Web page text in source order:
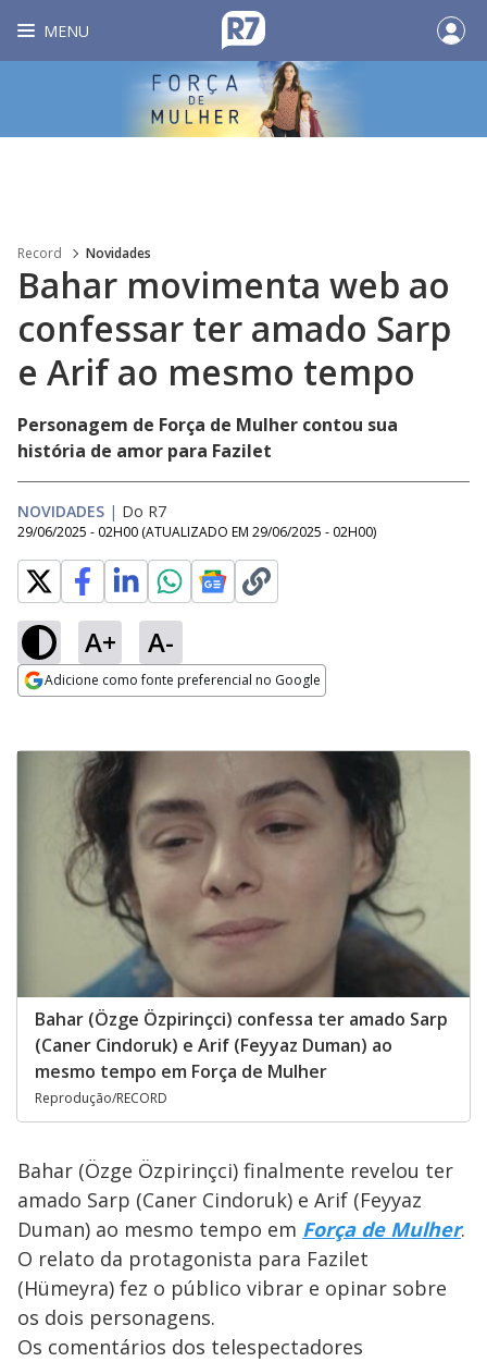
MENU
Record Novidades
Bahar movimenta web ao
confessar ter amado Sarp
e Arif ao mesmo tempo
Personagem de Força de Mulher contou sua
história de amor para Fazilet
NOVIDADES | Do R7
29/06/2025 - 02H00 (ATUALIZADO EM 29/06/2025 - 02H00)
A+ A-
Adicione como fonte preferencial no Google
Bahar (Özge Özpirinçci) confessa ter amado Sarp
(Caner Cindoruk) e Arif (Feyyaz Duman) ao
mesmo tempo em Força de Mulher
Reprodução/RECORD
Bahar (Özge Özpirinçci) finalmente revelou ter
amado Sarp (Caner Cindoruk) e Arif (Feyyaz
Duman) ao mesmo tempo em Força de Mulher.
O relato da protagonista para Fazilet
(Hümeyra) fez o público vibrar e opinar sobre
os dois personagens.
Os comentários dos telespectadores